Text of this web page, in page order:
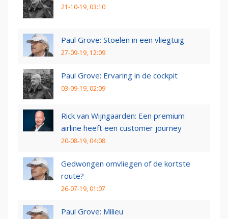
21-10-19, 03:10
Paul Grove: Stoelen in een vliegtuig
27-09-19, 12:09
Paul Grove: Ervaring in de cockpit
03-09-19, 02:09
Rick van Wijngaarden: Een premium
airline heeft een customer journey
20-08-19, 04:08
Gedwongen omvliegen of de kortste
route?
26-07-19, 01:07
Paul Grove: Milieu